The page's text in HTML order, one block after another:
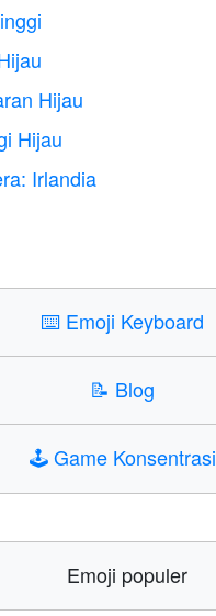
Hijau
Hijau
Irlandia
⌨️ Emoji Keyboard
📝 Blog
🕹️Game Konsentrasi
Emoji populer